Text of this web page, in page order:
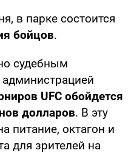
в парке состоится
бойцов.
судебным
UFC обойдется
долларов. В эту
питание, октагон и
для зрителей на